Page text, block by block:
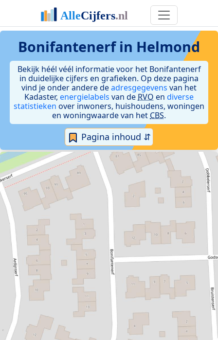
Bonifantenerf in Helmond
Bekijk héél véél informatie voor het Bonifantenerf
in duidelijke cijfers en grafieken. Op deze pagina
vind je onder andere deadresgegevens van het
Kadaster, energielabels van de RVO en diverse
statistieken over inwoners, huishoudens, woningen
en woningwaarde van het CBS.
Pagina inhoud ⇵